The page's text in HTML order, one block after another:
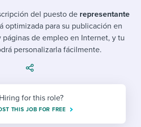
Evaluating candidates
Working together with others
Maintaining hiring pipelines
Ensuring compliance
Job description templates
Interview question templates
Policy templates
Step-by-step tutorials
I WANT TO LEARN ABOUT...
Applying for a job
Interview process
Pay & benefits
Career development
Workable customer stories
Explore Workable
Start a free trial
del puesto de representante
optimizada para su publicación en
páginas de empleo en Internet, y tu
personalizarla fácilmente.
Hiring for this role?
THIS JOB FOR FREE